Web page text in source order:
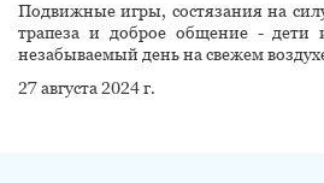
Подвижные игры, состязания на
трапеза и доброе общение - дети
незабываемый день на свежем
27 августа 2024 г.